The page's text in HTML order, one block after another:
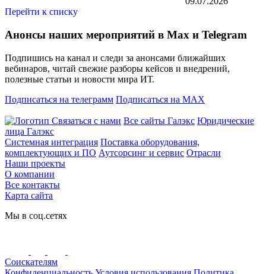
Перейти к списку
Анонсы наших мероприятий в Max и Telegram
Подпишись на канал и следи за анонсами ближайших
вебинаров, читай свежие разборы кейсов и внедрений,
полезные статьи и новости мира ИТ.
Подписаться на телеграмм Подписаться на MAX
Связаться с нами Все сайты Галэкс Юридические
лица Галэкс
Системная интеграция Поставка оборудования,
комплектующих и ПО Аутсорсинг и сервис Отрасли
Наши проекты
О компании
Все контакты
Карта сайта
Мы в соц.сетях
Соискателям